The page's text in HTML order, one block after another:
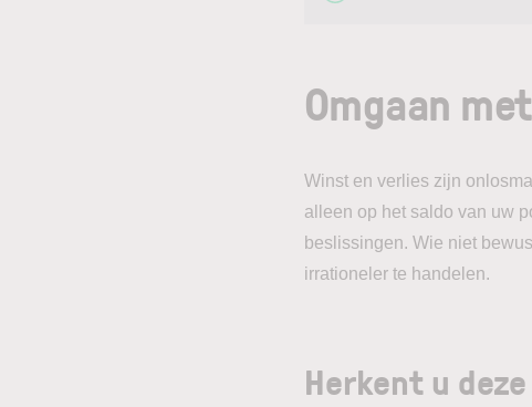
Omgaan
Winst en verlies zijn
alleen op het saldo van uw
beslissingen. Wie niet
irrationeler te handelen.
Herkent u